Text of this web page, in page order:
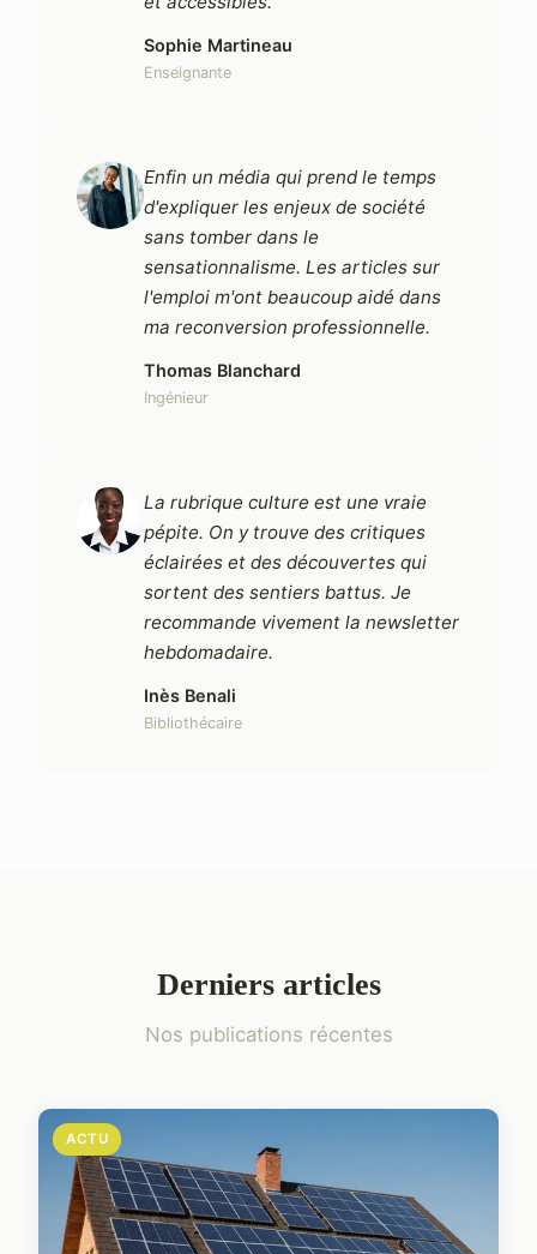
Sophie Martineau
Enseignante
Enfin un média qui prend le temps
d'expliquer les enjeux de société
sans tomber dans le
sensationnalisme. Les articles sur
l'emploi m'ont beaucoup aidé dans
ma reconversion professionnelle.
Thomas Blanchard
Ingénieur
La rubrique culture est une vraie
pépite. On y trouve des critiques
éclairées et des découvertes qui
sortent des sentiers battus. Je
recommande vivement la newsletter
hebdomadaire.
Inès Benali
Bibliothécaire
Derniers articles
Nos publications récentes
ACTU